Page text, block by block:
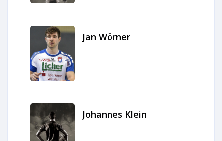
Jan Wörner
Johannes Klein